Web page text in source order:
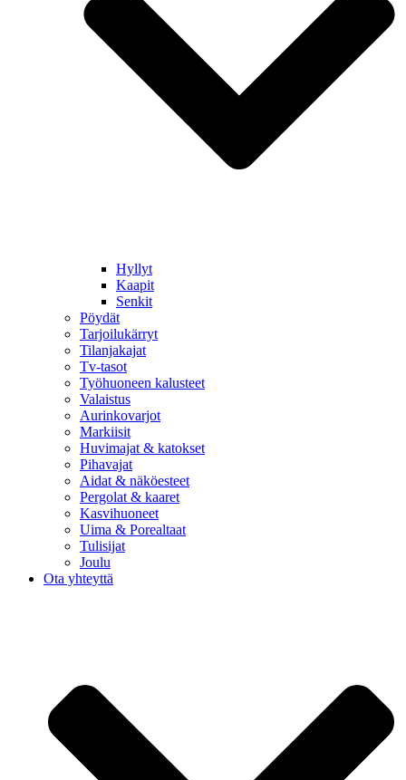
Hyllyt
Kaapit
Senkit
Pöydät
Tarjoilukärryt
Tilanjakajat
Tv-tasot
Työhuoneen kalusteet
Valaistus
Aurinkovarjot
Markiisit
Huvimajat & katokset
Pihavajat
Aidat & näköesteet
Pergolat & kaaret
Kasvihuoneet
Uima & Porealtaat
Tulisijat
Joulu
Ota yhteyttä